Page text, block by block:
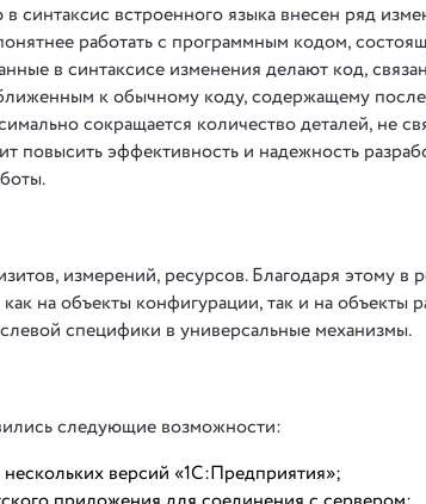
встроенного языка внесен ряд
работать с программным кодом,
в синтаксисе изменения делают код,
к обычному коду, содержащему
сокращается количество деталей, не
повысить эффективность и надежность
измерений, ресурсов. Благодаря этому в
на объекты конфигурации, так и на объекты
специфики в универсальные механизмы.
следующие возможности:
версий «1С:Предприятия»;